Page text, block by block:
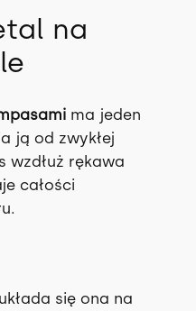
na
ma jeden
ją od zwykłej
wzdłuż rękawa
całości
się ona na